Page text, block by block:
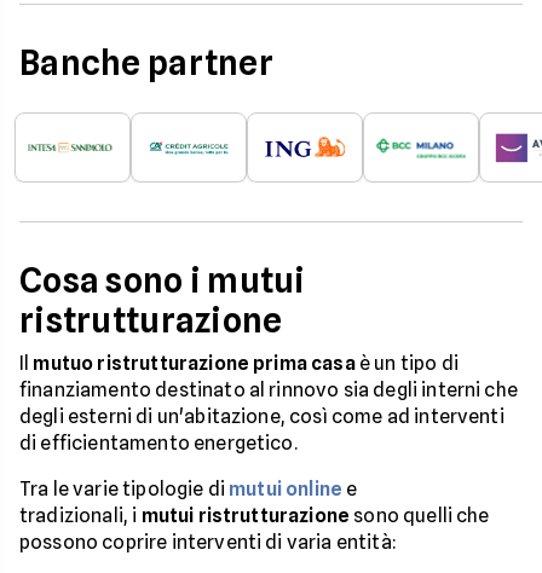
Banche partner
Cosa sono i mutui
ristrutturazione
Il mutuo ristrutturazione prima casaè un tipo di
finanziamento destinato al rinnovo sia degli interni che
degli esterni di un'abitazione, così come ad interventi
di efficientamento energetico.
Tra le varie tipologie di mutui online e
tradizionali, i mutui ristrutturazione sono quelli che
possono coprire interventi di varia entità: